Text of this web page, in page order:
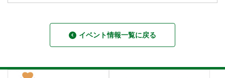
イベント情報一覧に戻る